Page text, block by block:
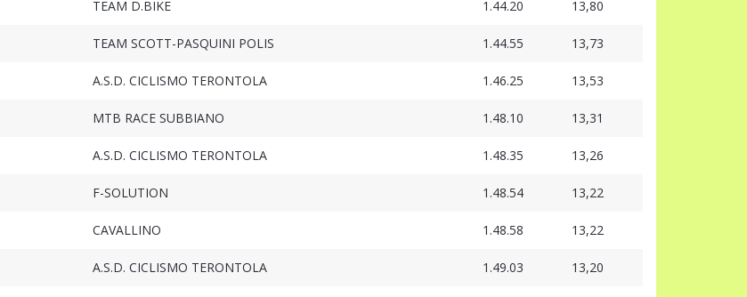
TEAM D.BIKE 1.44.20 13,80
TEAM SCOTT-PASQUINI POLIS 1.44.55 13,73
A.S.D. CICLISMO TERONTOLA 1.46.25 13,53
MTB RACE SUBBIANO 1.48.10 13,31
A.S.D. CICLISMO TERONTOLA 1.48.35 13,26
F-SOLUTION 1.48.54 13,22
CAVALLINO 1.48.58 13,22
A.S.D. CICLISMO TERONTOLA 1.49.03 13,20